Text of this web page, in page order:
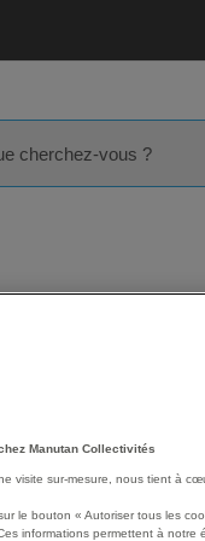
Manutan Collectivités
visite sur-mesure, nous tient à
le bouton « Autoriser tous les
informations permettent à